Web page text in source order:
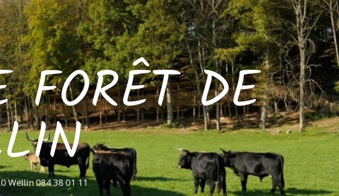
FORÊT DE
Wellin 084 38 01 11